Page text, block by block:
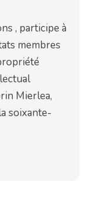
, participe à
membres
Mierlea,
soixante-